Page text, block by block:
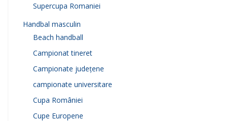
Supercupa Romaniei
Handbal masculin
Beach handball
Campionat tineret
Campionate județene
campionate universitare
Cupa României
Cupe Europene